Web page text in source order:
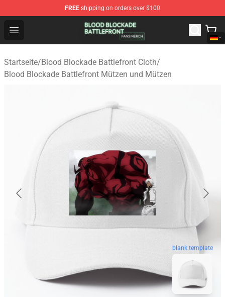
FREE shipping on orders over $100
Open menu
Blood Blockade Battlefront Shop - Official Blood
Startseite/Blood Blockade Battlefront Cloth/
Blood Blockade Battlefront Mützen und Mützen
blank template